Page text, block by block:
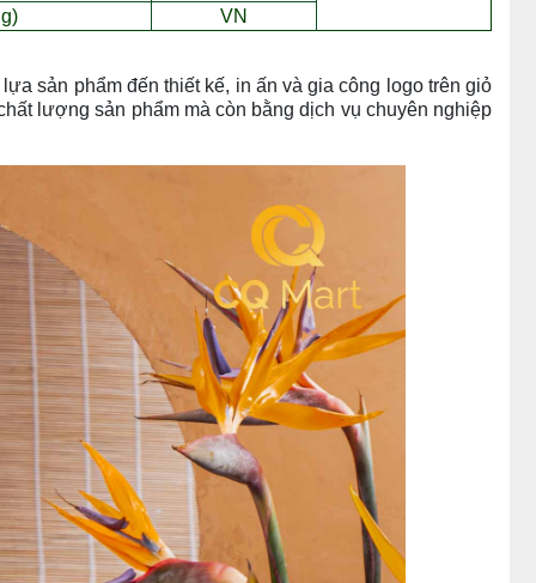
VN
sản phẩm đến thiết kế, in ấn và gia công logo trên giỏ
lượng sản phẩm mà còn bằng dịch vụ chuyên nghiệp